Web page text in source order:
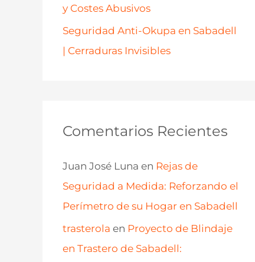
y Costes Abusivos
Seguridad Anti-Okupa en Sabadell
| Cerraduras Invisibles
Comentarios Recientes
Juan José Luna en Rejas de
Seguridad a Medida: Reforzando el
Perímetro de su Hogar en Sabadell
trasterola en Proyecto de Blindaje
en Trastero de Sabadell: